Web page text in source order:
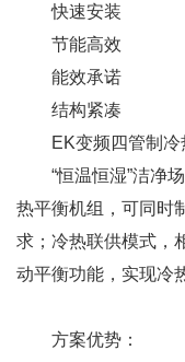
快速安装
节能高效
能效承诺
结构紧凑
EK变频四管制冷
“恒温恒湿”洁净
热平衡机组，可同时
求；冷热联供模式，
动平衡功能，实现冷
方案优势：